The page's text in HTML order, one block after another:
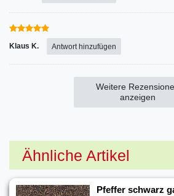
Klaus K. Antwort hinzufügen
Weitere
anzeigen
Ähnliche Artikel
Pfeffer schwarz